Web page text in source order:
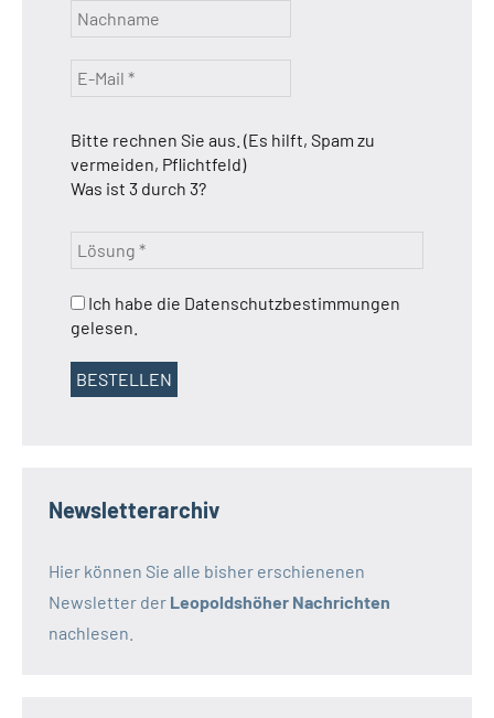
Bitte rechnen Sie aus. (Es hilft, Spam zu
vermeiden, Pflichtfeld)
Was ist 3 durch 3?
Ich habe die Datenschutzbestimmungen
gelesen.
Newsletterarchiv
Hier können Sie alle bisher erschienenen
Newsletter der Leopoldshöher Nachrichten
nachlesen.